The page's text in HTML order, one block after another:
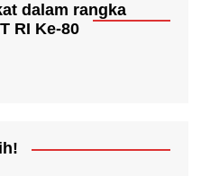
dalam rangka
RI Ke-80